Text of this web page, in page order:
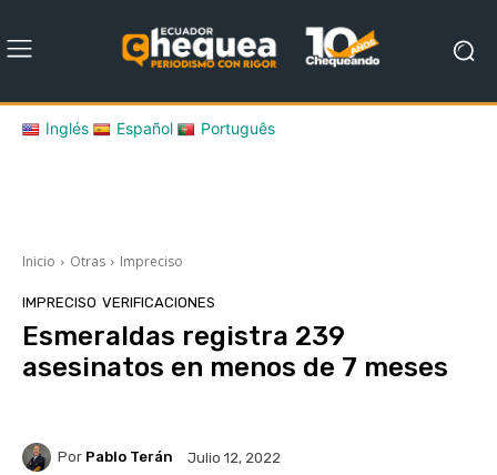
Inglés Español Português
Inicio Otras Impreciso
IMPRECISO VERIFICACIONES
Esmeraldas registra 239
asesinatos en menos de 7 meses
Por Pablo Terán Julio 12, 2022